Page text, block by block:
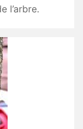
l’arbre.